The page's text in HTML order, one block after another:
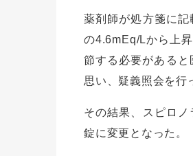
薬剤師が処方箋に
の4.6mEq/Lから上
節する必要がある
思い、疑義照会を行
その結果、スピロ
錠に変更となった。